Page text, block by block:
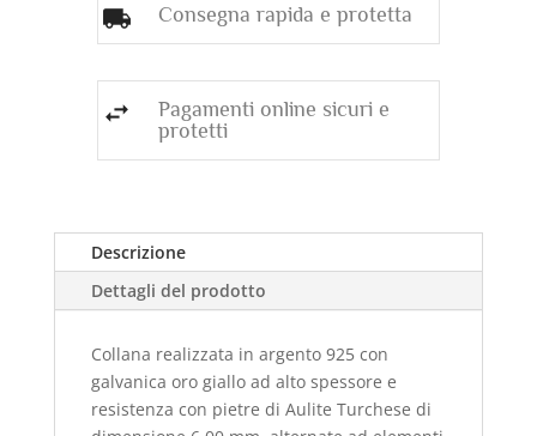
Consegna rapida e protetta
Pagamenti online sicuri e
protetti
Descrizione
Dettagli del prodotto
Collana realizzata in argento 925 con
galvanica oro gialload alto spessore e
resistenza con pietre di Aulite Turchese di